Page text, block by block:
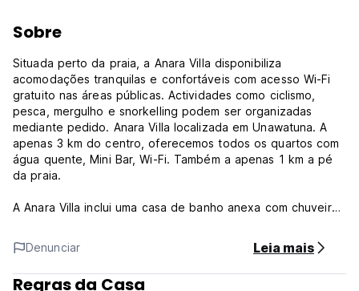
Sobre
Situada perto da praia, a Anara Villa disponibiliza
acomodações tranquilas e confortáveis ​​com acesso Wi-Fi
gratuito nas áreas públicas. Actividades como ciclismo,
pesca, mergulho e snorkelling podem ser organizadas
mediante pedido. Anara Villa localizada em Unawatuna. A
apenas 3 km do centro, oferecemos todos os quartos com
água quente, Mini Bar, Wi-Fi. Também a apenas 1 km a pé
da praia.
A Anara Villa inclui uma casa de banho anexa com chuveiro,
gratuitos. Serviços de lavanderia e de passar roupa são
fornecidos, enquanto translados para o aeroporto podem
ser organizados por um custo adicional.
Denunciar Leia mais
Regras da Casa